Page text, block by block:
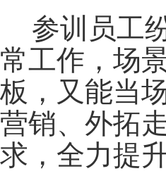
参训员工
常工作，场
板，又能当
营销、外拓
求，全力提